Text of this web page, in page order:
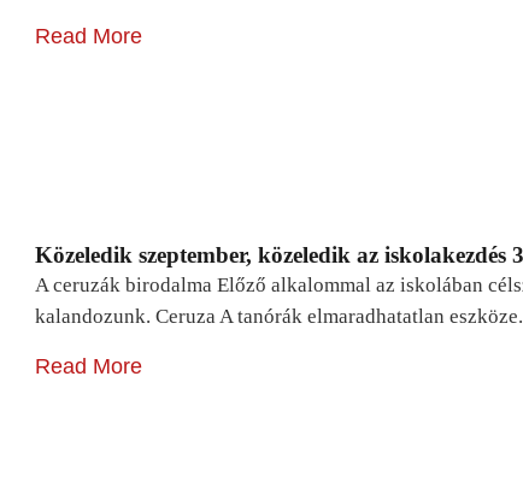
Read More
Közeledik szeptember, közeledik az iskolakezdés
A ceruzák birodalma Előző alkalommal az iskolában
kalandozunk. Ceruza A tanórák elmaradhatatlan
Read More